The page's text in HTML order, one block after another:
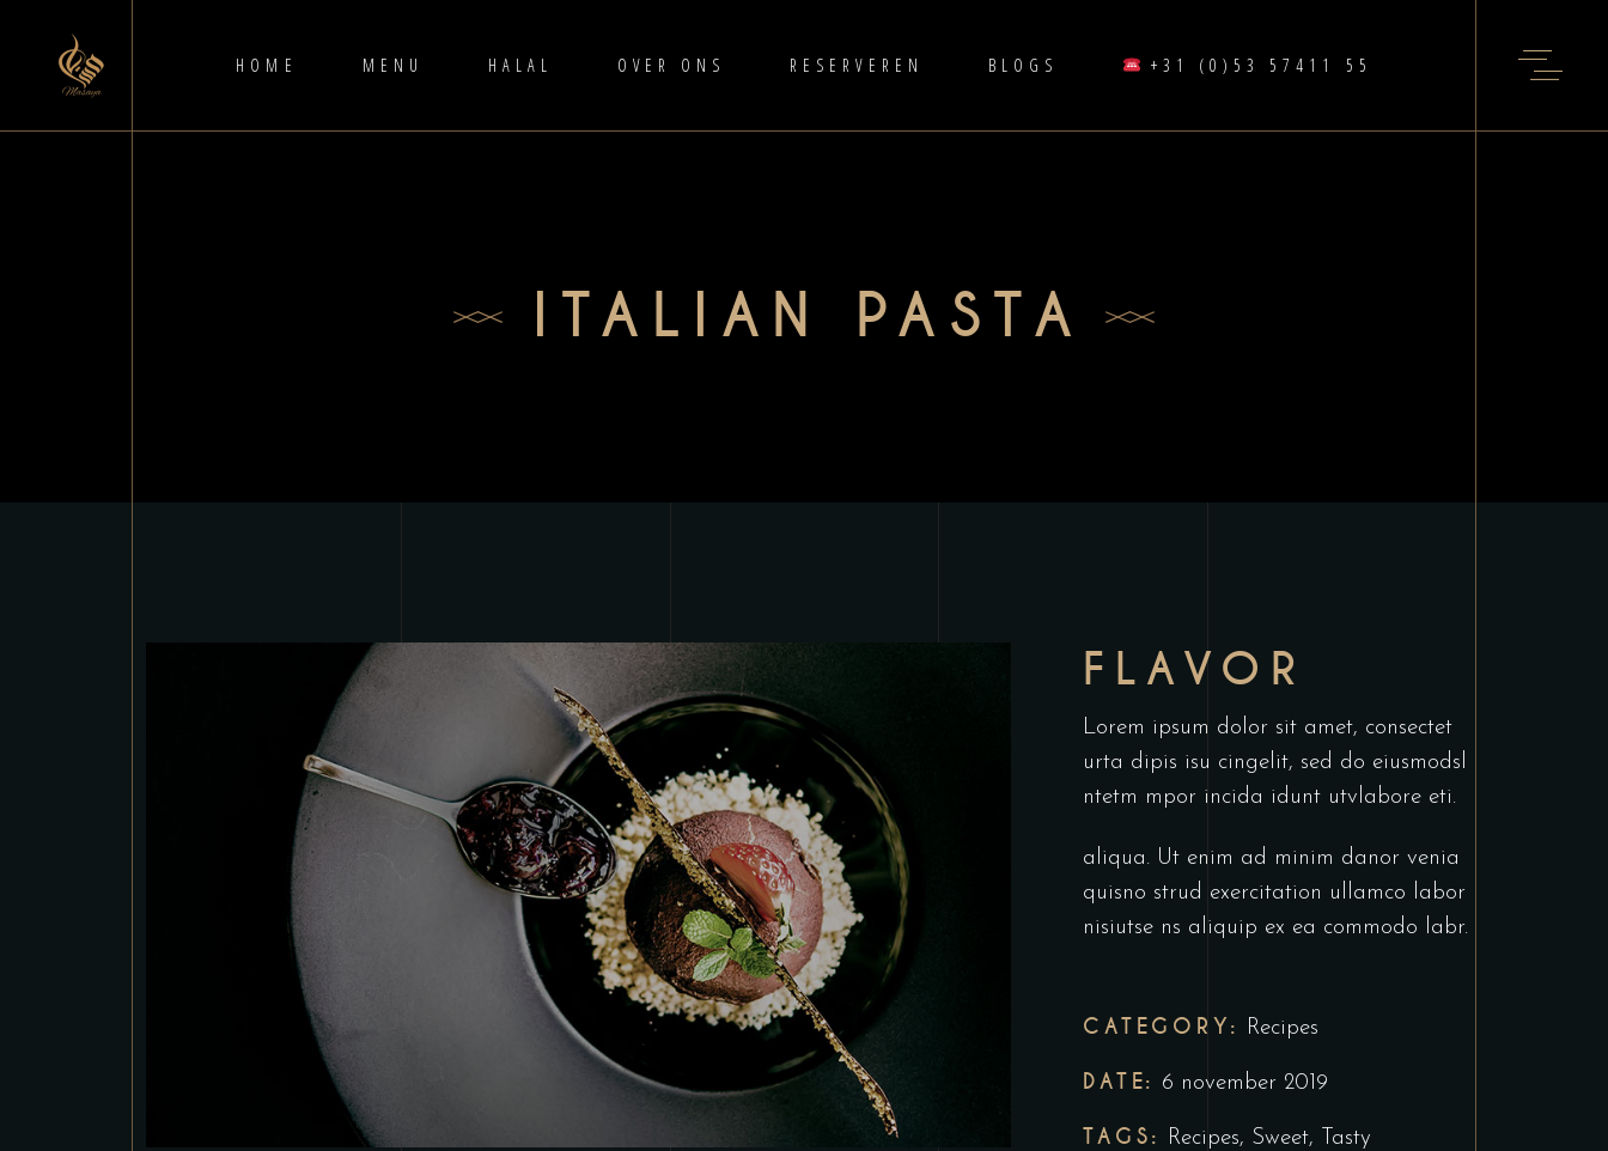
HOME MENU HALAL OVER ONS RESERVEREN BLOGS +31 (0)53 57411 55
ITALIAN PASTA
FLAVOR
Lorem ipsum dolor sit amet, consectet
urta dipis isu cingelit, sed do eiusmodsl
ntetm mpor incida idunt utvlabore eti.
aliqua. Ut enim ad minim danor venia
quisno strud exercitation ullamco labor
nisiutse ns aliquip ex ea commodo labr.
CATEGORY: Recipes
DATE: 6 november 2019
TAGS: Recipes, Sweet, Tasty